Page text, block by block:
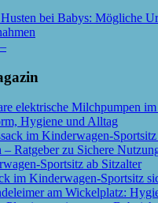
bei Babys: Mögliche
elektrische Milchpumpen
Hygiene und Alltag
im Kinderwagen-Sportsitz